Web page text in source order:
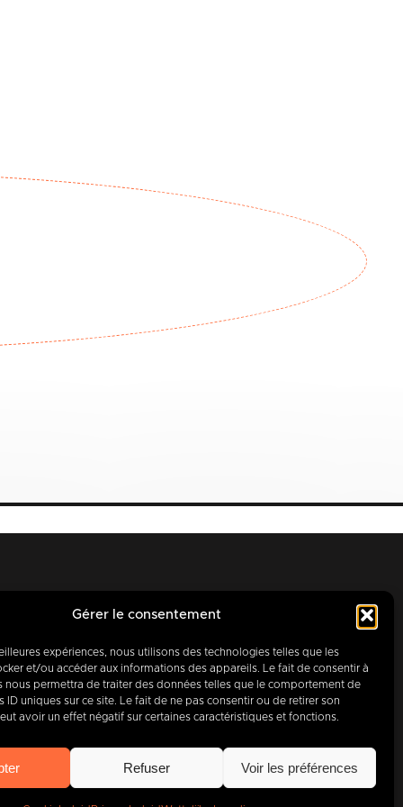
Gérer le consentement
expériences, nous utilisons des technologies telles que les
et/ou accéder aux informations des appareils. Le fait de consentir à
nous permettra de traiter des données telles que le comportement de
ID uniques sur ce site. Le fait de ne pas consentir ou de retirer son
avoir un effet négatif sur certaines caractéristiques et fonctions.
Refuser Voir les préférences
partner
bedrijven.